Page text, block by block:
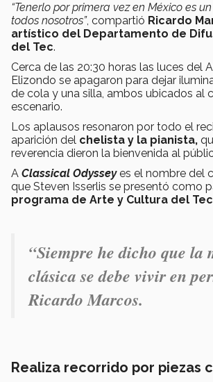
“Tenerlo por primera vez en México es un
todos nosotros”, compartió Ricardo
artístico del Departamento de
del Tec.
Cerca de las 20:30 horas las luces del
Elizondo se apagaron para dejar
de cola y una silla, ambos ubicados al
escenario.
Los aplausos resonaron por todo el
aparición del chelista y la pianista,
reverencia dieron la bienvenida al
A Classical Odysseyes el nombre del
que Steven Isserlis se presentó como
programa de Arte y Cultura del Tec
“Siempre he dicho que la
clásica se debe vivir en
Ricardo Marcos.
Realiza recorrido por piezas